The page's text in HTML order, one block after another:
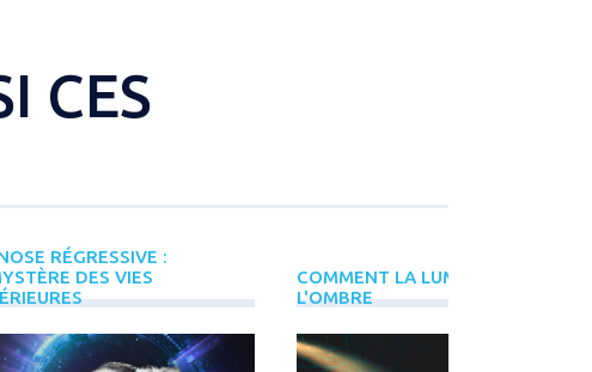
CES
RÉGRESSIVE :
DES VIES
COMMENT LA LUMIÈRE NAÎT DE
L'OMBRE